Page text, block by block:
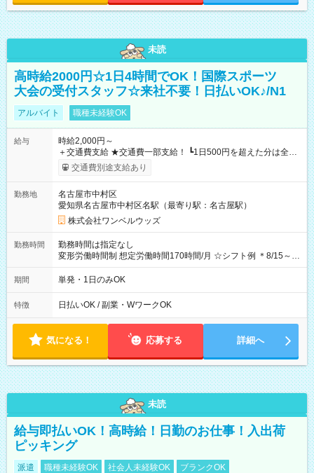
未読
高時給2000円☆1日4時間でOK！国際スポーツ
大会の受付スタッフ☆来社不要！日払いOK♪/N1
アルバイト 職種未経験OK
給与
時給2,000円～
＋交通費支給 ★交通費一部支給！ ┗1日500円を超えた分は全額
支給！ ※往復500円以内の方は自己負担となります ★日払い
OK！（規定あり） ┗働いたその日に現金GET♪ お仕事後はコン
期間なし
交通費別途支給あり
勤務地
名古屋市中村区
愛知県名古屋市中村区名駅（最寄り駅：名古屋駅）
株式会社ワンベルウッズ
勤務時間
勤務時間は指定なし
変形労働時間制 想定労働時間170時間/月 ☆シフト例 ＊8/15～
10/26 全日共通 08：00～12：00 17：00～21：00 ＊8/31
～9/19のみ下記シフトもあります！ 12：00～16：00 ＊9/6～
00
期間 単発・1日のみOK
特徴 日払いOK / 副業・WワークOK
気になる！ 応募する 詳細へ
未読
給与即払いOK！高時給！日勤のお仕事！入出荷
ピッキング
派遣 職種未経験OK 社会人未経験OK
ブランクOK